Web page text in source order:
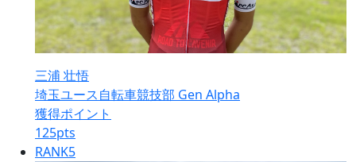
三浦 壮悟
埼玉ユース自転車競技部 Gen Alpha
獲得ポイント
125pts
RANK5